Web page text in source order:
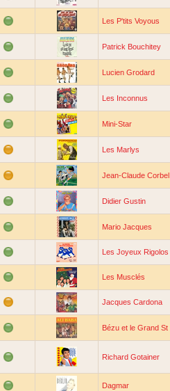
Les P'tits Voyous
Patrick Bouchitey
Lucien Grodard
Les Inconnus
Mini-Star
Les Marlys
Jean-Claude Corbel
Didier Gustin
Mario Jacques
Les Joyeux Rigolos
Les Musclés
Jacques Cardona
Bézu et le Grand St
Richard Gotainer
Dagmar